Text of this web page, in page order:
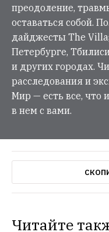
преодоление,
оставаться собой.
дайджесты The
Петербурге,
и других городах.
расследования и
Мир — есть все, что
в нем с вами.
Читайте